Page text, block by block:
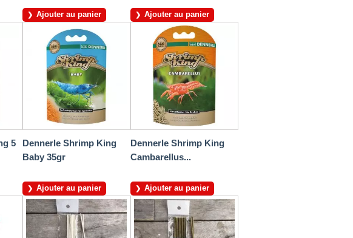
Ajouter au panier Ajouter au panier
5
Dennerle Shrimp King
Baby 35gr
Ajouter au panier
Dennerle Shrimp King
Cambarellus...
Ajouter au panier